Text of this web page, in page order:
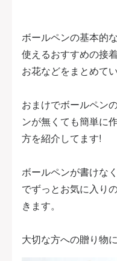
ボールペンの基本的
使えるおすすめの接
お花などをまとめてい
おまけでボールペン
ンが無くても簡単に
方を紹介してます!
ボールペンが書けな
でずっとお気に入り
きます。
大切な方への贈り物